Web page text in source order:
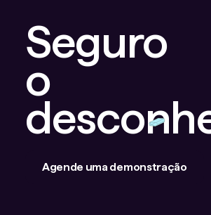
Seguro
o
Agende uma demonstração